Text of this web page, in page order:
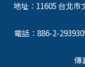
地址：11605 台北
電話：886-2-
傳